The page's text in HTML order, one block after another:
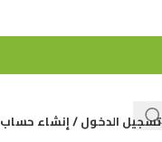
تسجيل الدخول / إنشاء حساب